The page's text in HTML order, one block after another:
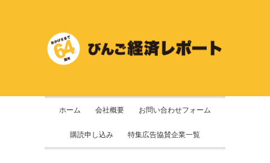
ホーム 会社概要 お問い合わせフォーム
購読申し込み 特集広告協賛企業一覧